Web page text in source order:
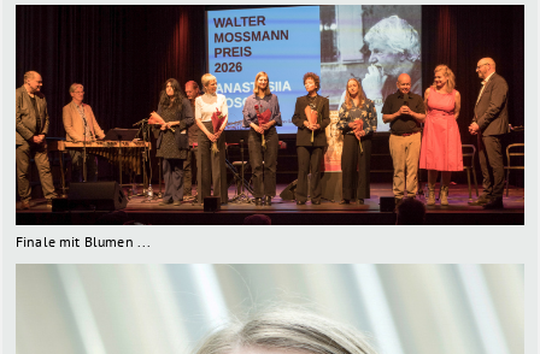
Finale mit Blumen ...